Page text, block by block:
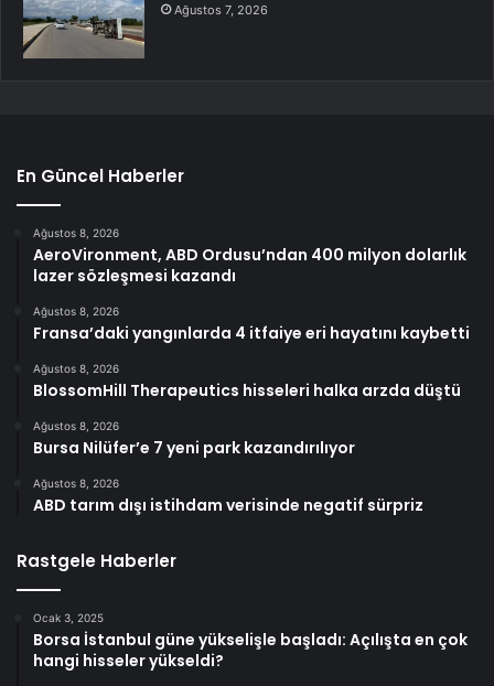
Ağustos 7, 2026
En Güncel Haberler
Ağustos 8, 2026
AeroVironment, ABD Ordusu’ndan 400 milyon dolarlık
lazer sözleşmesi kazandı
Ağustos 8, 2026
Fransa’daki yangınlarda 4 itfaiye eri hayatını kaybetti
Ağustos 8, 2026
BlossomHill Therapeutics hisseleri halka arzda düştü
Ağustos 8, 2026
Bursa Nilüfer’e 7 yeni park kazandırılıyor
Ağustos 8, 2026
ABD tarım dışı istihdam verisinde negatif sürpriz
Rastgele Haberler
Ocak 3, 2025
Borsa İstanbul güne yükselişle başladı: Açılışta en çok
hangi hisseler yükseldi?